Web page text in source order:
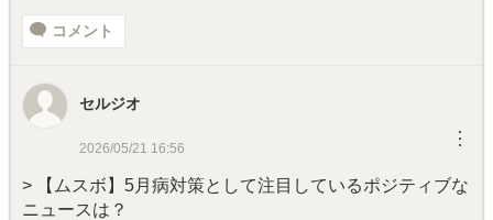
コメント
セルジオ
2026/05/21 16:56 ︙
> 【ムスボ】5月病対策として注目しているポジティブな
ニュースは？